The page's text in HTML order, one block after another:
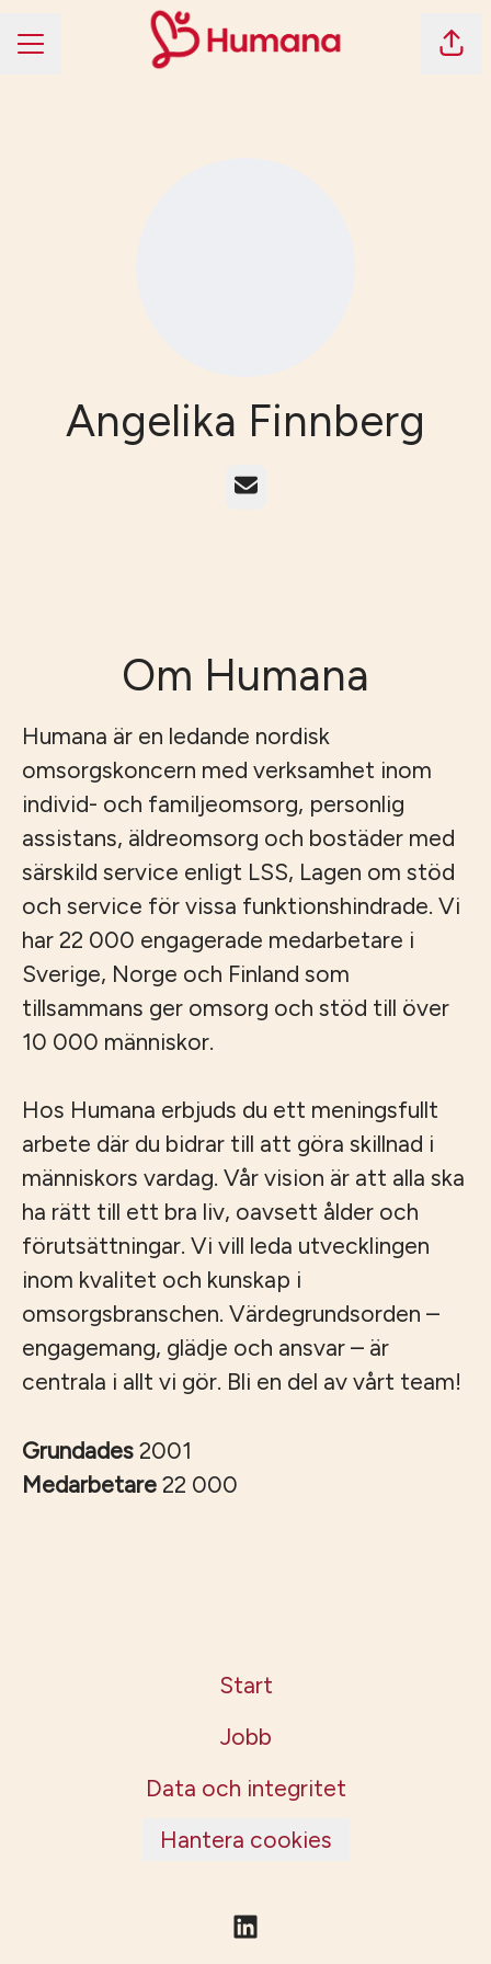
KARRIÄRMENY Dela
Angelika Finnberg
E-post
Om Humana
Humana är en ledande nordisk
omsorgskoncern med verksamhet inom
individ- och familjeomsorg, personlig
assistans, äldreomsorg och bostäder med
särskild service enligt LSS, Lagen om stöd
och service för vissa funktionshindrade. Vi
har 22 000 engagerade medarbetare i
Sverige, Norge och Finland som
tillsammans ger omsorg och stöd till över
10 000 människor.
Hos Humana erbjuds du ett meningsfullt
arbete där du bidrar till att göra skillnad i
människors vardag. Vår vision är att alla ska
ha rätt till ett bra liv, oavsett ålder och
förutsättningar. Vi vill leda utvecklingen
inom kvalitet och kunskap i
omsorgsbranschen. Värdegrundsorden –
engagemang, glädje och ansvar – är
centrala i allt vi gör. Bli en del av vårt team!
Grundades 2001
Medarbetare 22 000
Start
Jobb
Data och integritet
Hantera cookies